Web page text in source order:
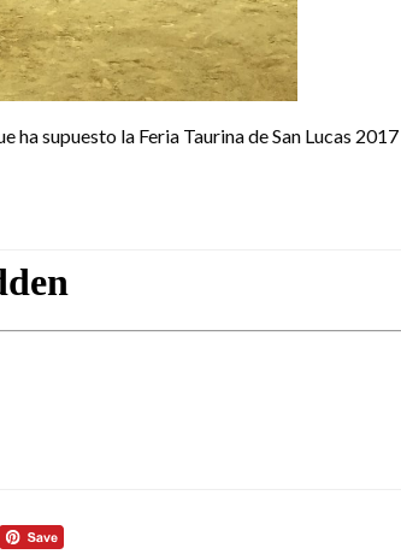
ha supuesto la Feria Taurina de San Lucas 2017